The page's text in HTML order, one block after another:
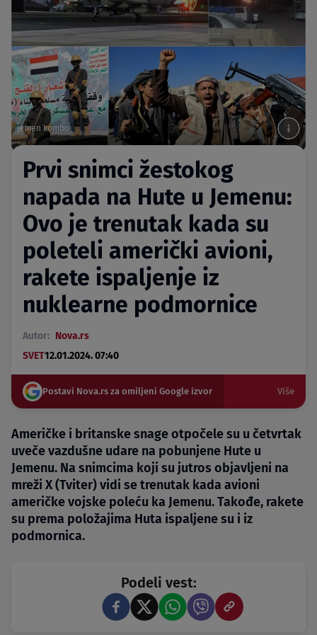
jemen kombo
Prvi snimci žestokog
napada na Hute u Jemenu:
Ovo je trenutak kada su
poleteli američki avioni,
rakete ispaljenje iz
nuklearne podmornice
Autor: Nova.rs
SVET12.01.2024. 07:40
Postavi Nova.rs za omiljeni Google izvor Više
Američke i britanske snage otpočele su u četvrtak
uveče vazdušne udare na pobunjene Hute u
Jemenu. Na snimcima koji su jutros objavljeni na
mreži X (Tviter) vidi se trenutak kada avioni
američke vojske poleću ka Jemenu. Takođe, rakete
su prema položajima Huta ispaljene su i iz
podmornica.
Podeli vest: